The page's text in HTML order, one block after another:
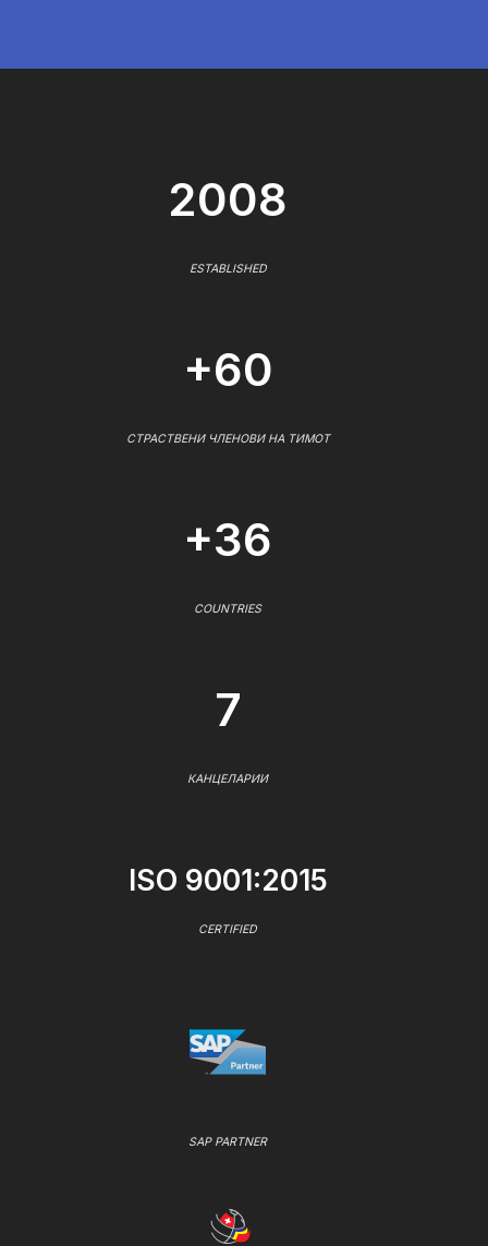
2008
ESTABLISHED
+60
СТРАСТВЕНИ ЧЛЕНОВИ НА ТИМОТ
+36
COUNTRIES
7
КАНЦЕЛАРИИ
ISO 9001:2015
CERTIFIED
SAP PARTNER